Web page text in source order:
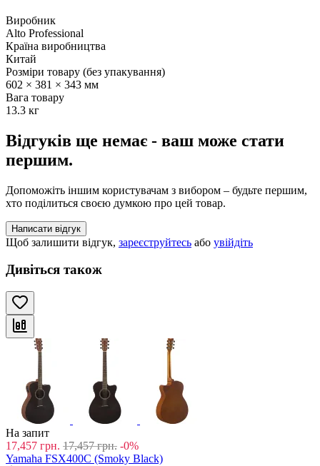
Виробник
Alto Professional
Країна виробництва
Китай
Розміри товару (без упакування)
602 × 381 × 343 мм
Вага товару
13.3 кг
Відгуків ще немає - ваш може стати
першим.
Допоможіть іншим користувачам з вибором – будьте першим,
хто поділиться своєю думкою про цей товар.
Написати відгук
Щоб залишити відгук, зареєструйтесь або увійдіть
Дивіться також
На запит
17,457 грн. 17,457 грн. -0%
Yamaha FSX400C (Smoky Black)